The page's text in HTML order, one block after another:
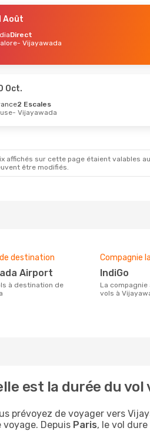
Août
Direct
- Vijayawada
Oct.
2 Escales
- Vijayawada
affichés sur cette page étaient valables
être modifiés.
destination
Airport
Compagnie
IndiGo
La compagnie aérienne effectuant des
vols à
est la durée du vol
prévoyez de voyager vers
voyage. Depuis Paris, le vol